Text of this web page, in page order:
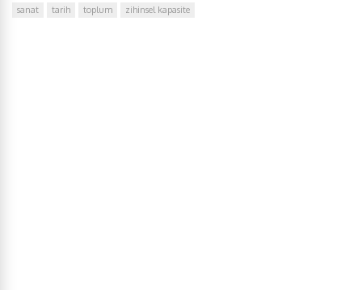
sanat
tarih toplum zihinsel kapasite